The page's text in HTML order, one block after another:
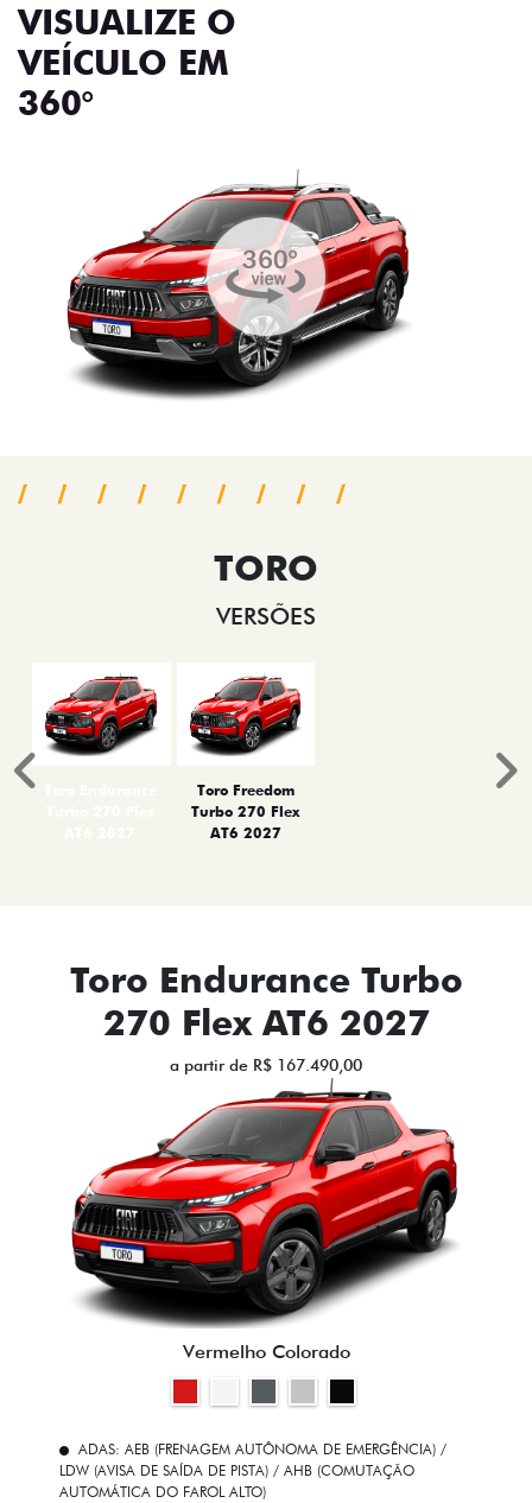
VISUALIZE O
VEÍCULO EM
360°
TORO
VERSÕES
Toro Freedom
Turbo 270 Flex
AT6 2027
Anterior
Toro Endurance Turbo
270 Flex AT6 2027
a partir de R$ 167.490,00
Vermelho Colorado
ADAS: AEB (FRENAGEM AUTÔNOMA DE EMERGÊNCIA) /
LDW (AVISA DE SAÍDA DE PISTA) / AHB (COMUTAÇÃO
AUTOMÁTICA DO FAROL ALTO)